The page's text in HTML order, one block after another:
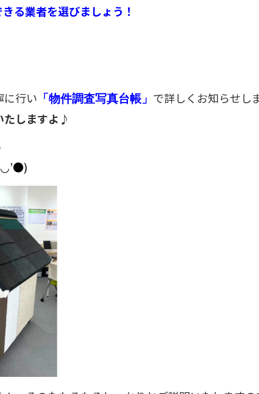
る業者を選びましょう！
に行い 「物件調査写真台帳」 で詳しくお知らせし
たしますよ♪